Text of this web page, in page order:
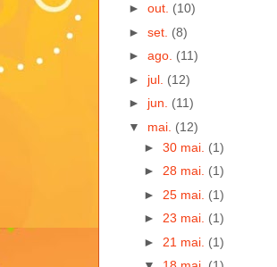
► out. (10)
► set. (8)
► ago. (11)
► jul. (12)
► jun. (11)
▼ mai. (12)
► 30 mai. (1)
► 28 mai. (1)
► 25 mai. (1)
► 23 mai. (1)
► 21 mai. (1)